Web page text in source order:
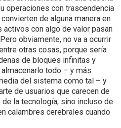
operaciones con trascendencia
de alguna manera en
activos con algo de valor pasan
obviamente, no va a ocurrir
otras cosas, porque sería
de bloques infinitas y
todo – y más
del sistema como tal – y
de usuarios que carecen de
de la tecnología, sino incluso de
calambres cerebrales cuando